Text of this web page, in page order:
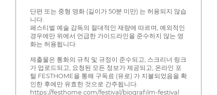
단편 또는 중형 영화 (길이가 50분 미만) 는 허용되지 않습
니다.
페스티벌 예술 감독의 절대적인 재량에 따르며, 예외적인
경우에만 위에서 언급한 가이드라인을 준수하지 않는 영
화는 허용됩니다.
제출물은 통화의 규칙 및 규정이 준수되고, 스크리너 링크
가 업로드되고, 요청된 모든 정보가 제공되고, 온라인 포
털 FESTHOME을 통해 구독료 (유로) 가 지불되었음을 확
인한 후에만 유효한 것으로 간주됩니다.
https://festhome.com/festival/biografilm-festival